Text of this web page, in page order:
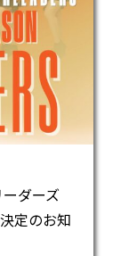
ダーズ
定のお知